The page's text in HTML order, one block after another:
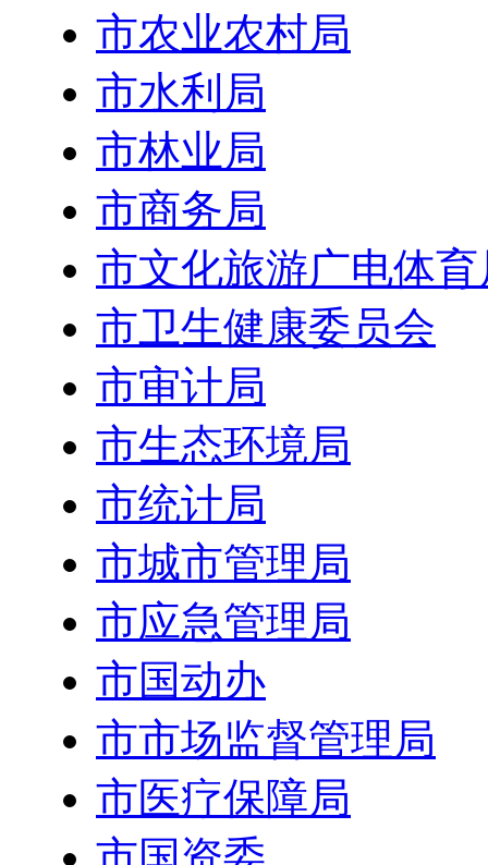
市农业农村局
市水利局
市林业局
市商务局
市文化旅游广电体育
市卫生健康委员会
市审计局
市生态环境局
市统计局
市城市管理局
市应急管理局
市国动办
市市场监督管理局
市医疗保障局